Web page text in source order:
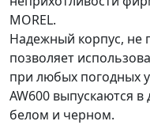
MOREL.
Надежный корпус, не
позволяет
при любых погодных
AW600 выпускаются в
белом и черном.